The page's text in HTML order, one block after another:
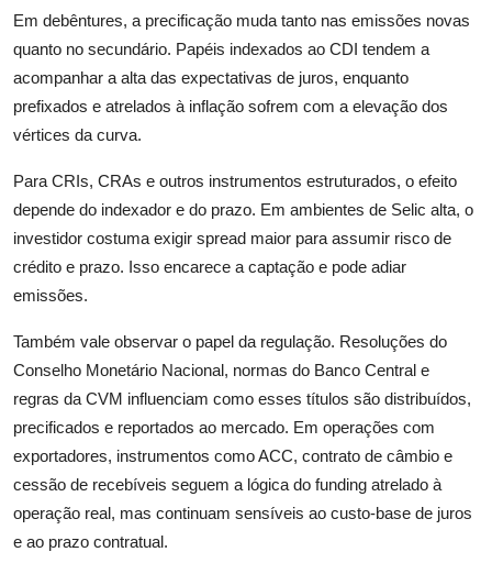
Em debêntures, a precificação muda tanto nas emissões novas
quanto no secundário. Papéis indexados ao CDI tendem a
acompanhar a alta das expectativas de juros, enquanto
prefixados e atrelados à inflação sofrem com a elevação dos
vértices da curva.
Para CRIs, CRAs e outros instrumentos estruturados, o efeito
depende do indexador e do prazo. Em ambientes de Selic alta, o
investidor costuma exigir spread maior para assumir risco de
crédito e prazo. Isso encarece a captação e pode adiar
emissões.
Também vale observar o papel da regulação. Resoluções do
Conselho Monetário Nacional, normas do Banco Central e
regras da CVM influenciam como esses títulos são distribuídos,
precificados e reportados ao mercado. Em operações com
exportadores, instrumentos como ACC, contrato de câmbio e
cessão de recebíveis seguem a lógica do funding atrelado à
operação real, mas continuam sensíveis ao custo-base de juros
e ao prazo contratual.